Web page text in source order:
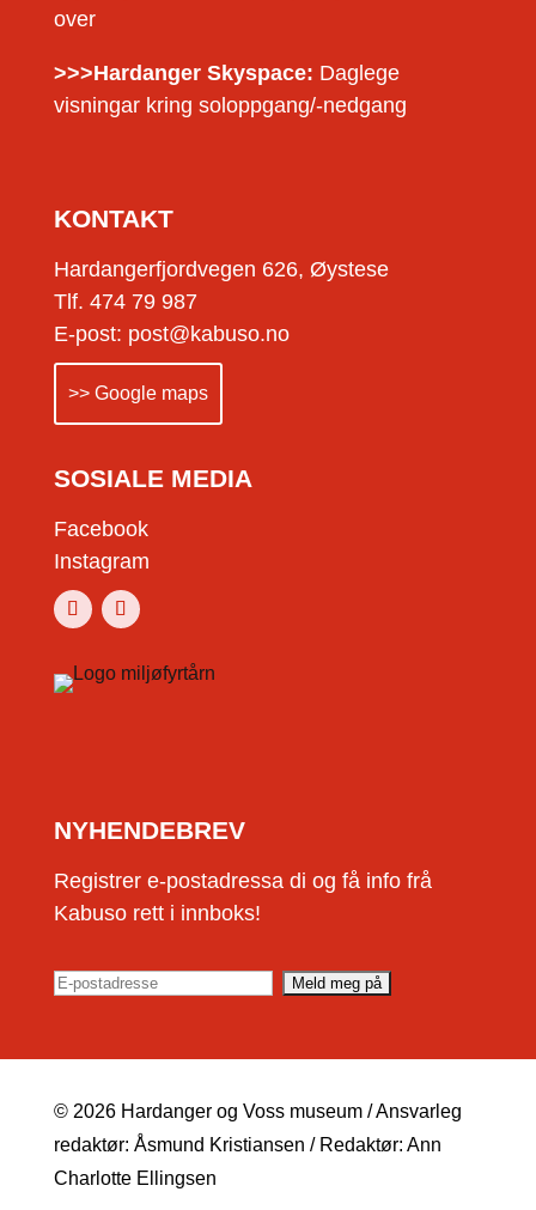
over
>>>Hardanger Skyspace: Daglege
visningar kring soloppgang/-nedgang
KONTAKT
Hardangerfjordvegen 626, Øystese
Tlf. 474 79 987
E-post: post@kabuso.no
>> Google maps
SOSIALE MEDIA
Facebook
Instagram
NYHENDEBREV
Registrer e-postadressa di og få info frå
Kabuso rett i innboks!
© 2026 Hardanger og Voss museum / Ansvarleg
redaktør: Åsmund Kristiansen / Redaktør: Ann
Charlotte Ellingsen